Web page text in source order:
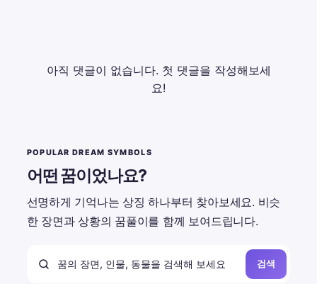
아직 댓글이 없습니다. 첫 댓글을 작성해보세
요!
POPULAR DREAM SYMBOLS
어떤 꿈이었나요?
선명하게 기억나는 상징 하나부터 찾아보세요. 비슷
한 장면과 상황의 꿈풀이를 함께 보여드립니다.
검색